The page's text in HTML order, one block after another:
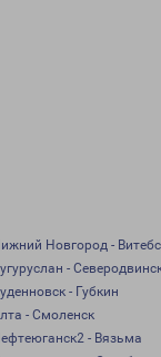
Новгород -
-
- Губкин
- Смоленск
- Вязьма